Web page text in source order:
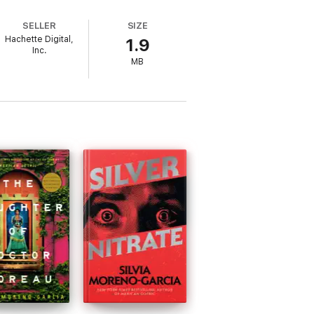
bien s'embraser.
SELLER
Hachette Digital,
Inc.
SIZE
1.9
MB